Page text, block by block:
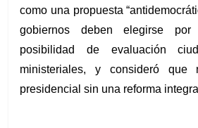
como una propuesta
gobiernos deben elegirse
posibilidad de evaluación
ministeriales, y consideró que
presidencial sin una reforma